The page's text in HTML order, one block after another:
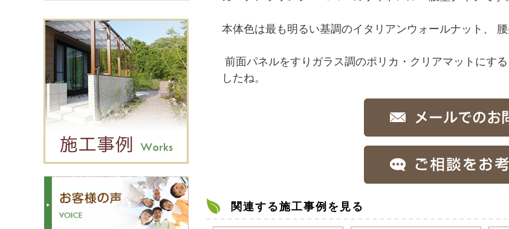
本体色は最も明るい基調のイタリアンウォールナット、
前面パネルをすりガラス調のポリカ・クリアマットにす
したね。
関連する施工事例を見る